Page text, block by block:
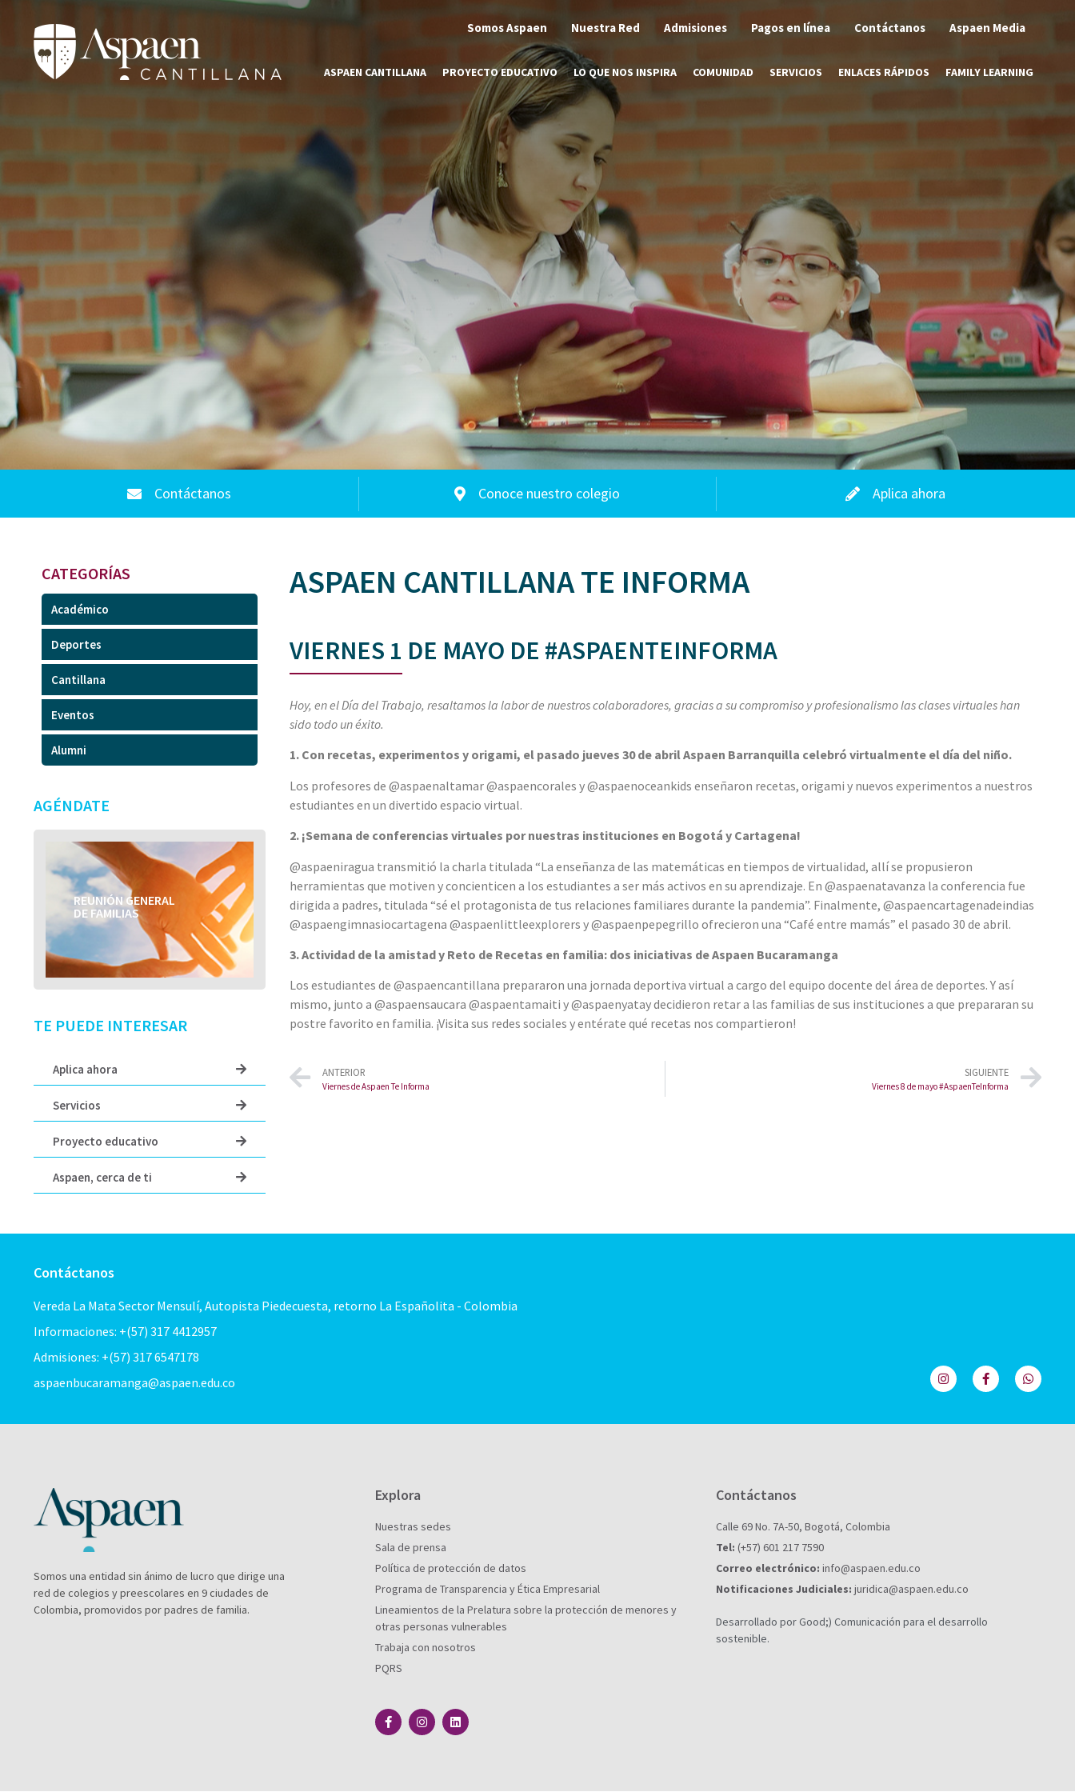
Somos Aspaen Nuestra Red Admisiones Pagos en línea Contáctanos Aspaen Media
ASPAEN CANTILLANA PROYECTO EDUCATIVO LO QUE NOS INSPIRA COMUNIDAD SERVICIOS ENLACES RÁPIDOS FAMILY LEARNING
Contáctanos Conoce nuestro colegio Aplica ahora
CATEGORÍAS
Académico
Deportes
Cantillana
Eventos
Alumni
AGÉNDATE
REUNIÓN GENERAL
DE FAMILIAS
TÍTULO DEL EVENTO
TE PUEDE INTERESAR
Aplica ahora
Servicios
Proyecto educativo
Aspaen, cerca de ti
ASPAEN CANTILLANA TE INFORMA
VIERNES 1 DE MAYO DE #ASPAENTEINFORMA
Hoy, en el Día del Trabajo, resaltamos la labor de nuestros colaboradores, gracias a su compromiso y profesionalismo las clases virtuales han
sido todo un éxito.
1. Con recetas, experimentos y origami, el pasado jueves 30 de abril Aspaen Barranquilla celebró virtualmente el día del niño.
Los profesores de @aspaenaltamar @aspaencorales y @aspaenoceankids enseñaron recetas, origami y nuevos experimentos a nuestros
estudiantes en un divertido espacio virtual.
2. ¡Semana de conferencias virtuales por nuestras instituciones en Bogotá y Cartagena!
@aspaeniragua transmitió la charla titulada “La enseñanza de las matemáticas en tiempos de virtualidad, allí se propusieron
herramientas que motiven y concienticen a los estudiantes a ser más activos en su aprendizaje. En @aspaenatavanza la conferencia fue
dirigida a padres, titulada “sé el protagonista de tus relaciones familiares durante la pandemia”. Finalmente, @aspaencartagenadeindias
@aspaengimnasiocartagena @aspaenlittleexplorers y @aspaenpepegrillo ofrecieron una “Café entre mamás” el pasado 30 de abril.
3. Actividad de la amistad y Reto de Recetas en familia: dos iniciativas de Aspaen Bucaramanga
Los estudiantes de @aspaencantillana prepararon una jornada deportiva virtual a cargo del equipo docente del área de deportes. Y así
mismo, junto a @aspaensaucara @aspaentamaiti y @aspaenyatay decidieron retar a las familias de sus instituciones a que prepararan su
postre favorito en familia. ¡Visita sus redes sociales y entérate qué recetas nos compartieron!
ANTERIOR
Viernes de Aspaen Te Informa
SIGUIENTE
Viernes 8 de mayo #AspaenTeInforma
Contáctanos
Vereda La Mata Sector Mensulí, Autopista Piedecuesta, retorno La Españolita - Colombia
Informaciones: +(57) 317 4412957
Admisiones: +(57) 317 6547178
aspaenbucaramanga@aspaen.edu.co
Somos una entidad sin ánimo de lucro que dirige una
red de colegios y preescolares en 9 ciudades de
Colombia, promovidos por padres de familia.
Explora
Nuestras sedes
Sala de prensa
Política de protección de datos
Programa de Transparencia y Ética Empresarial
Lineamientos de la Prelatura sobre la protección de menores y
otras personas vulnerables
Trabaja con nosotros
PQRS
Contáctanos
Calle 69 No. 7A-50, Bogotá, Colombia
Tel: (+57) 601 217 7590
Correo electrónico: info@aspaen.edu.co
Notificaciones Judiciales: juridica@aspaen.edu.co
Desarrollado por Good;) Comunicación para el desarrollo
sostenible.